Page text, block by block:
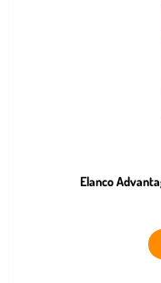
Elanco